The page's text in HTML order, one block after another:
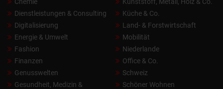
Dienstleistungen & Consulting
Digitalisierung
Energie & Umwelt
Fashion
Finanzen
Genusswelten
Gesundheit, Medizin &
Küche & Co.
Land- & Forstwirtschaft
Mobilität
Niederlande
Office & Co.
Schweiz
Schöner Wohnen